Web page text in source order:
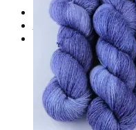
Книги по
Лімітована колекція
Пряжа ручного
- Luxury
- Бавовна
- Вовна 100%
- Вовна
- Кід мохер,
↘